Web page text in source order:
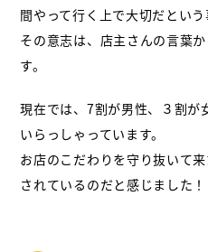
間やって行く上で大切だ とい
その意志は、店主さんの言葉
す。
現在では、7割が男性、３割が
いらっしゃっています。
お店のこだわりを守り抜いて
されているのだと感じました！